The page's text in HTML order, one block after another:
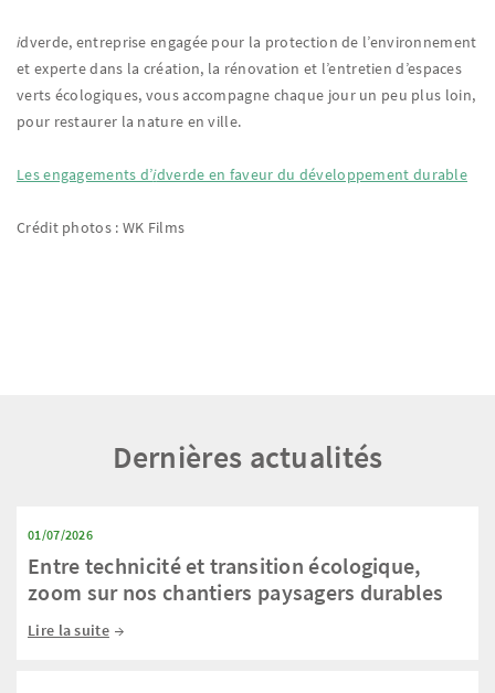
idverde, entreprise engagée pour la protection de l’environnement
et experte dans la création, la rénovation et l’entretien d’espaces
verts écologiques, vous accompagne chaque jour un peu plus loin,
pour restaurer la nature en ville.
Les engagements d’idverde en faveur du développement durable
Crédit photos : WK Films
Dernières actualités
01/07/2026
Entre technicité et transition écologique,
zoom sur nos chantiers paysagers durables
Lire la suite